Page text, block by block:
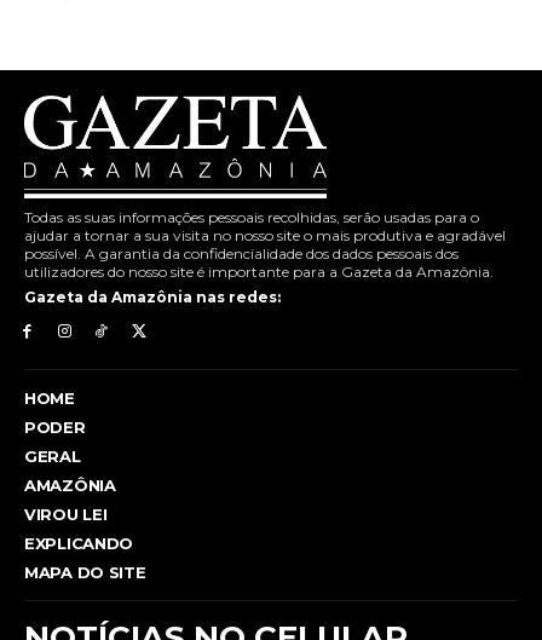
Todas as suas informações pessoais recolhidas, serão usadas para o
ajudar a tornar a sua visita no nosso site o mais produtiva e agradável
possível. A garantia da confidencialidade dos dados pessoais dos
utilizadores do nosso site é importante para a Gazeta da Amazônia.
Gazeta da Amazônia nas redes:
HOME
PODER
GERAL
AMAZÔNIA
VIROU LEI
EXPLICANDO
MAPA DO SITE